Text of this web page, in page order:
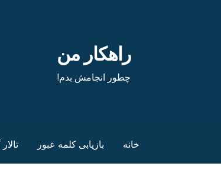
راهکار من
چطور انجامش بدم!
خانه بازیابی کلمه عبور